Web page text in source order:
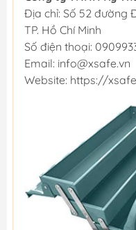
Địa chỉ: Số 52 đường
TP. Hồ Chí Minh
Số điện thoại:
Email: info@xsafe.vn
Website: https://